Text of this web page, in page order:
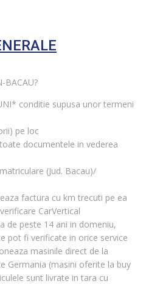
BACAU?
conditie supusa unor termeni
pe loc
documentele in vederea
(Jud. Bacau)/
factura cu km trecuti pe ea
CarVertical
de peste 14 ani in domeniu,
pot fi verificate in orice service
masinile direct de la
Germania (masini oferite la buy
sunt livrate in tara cu